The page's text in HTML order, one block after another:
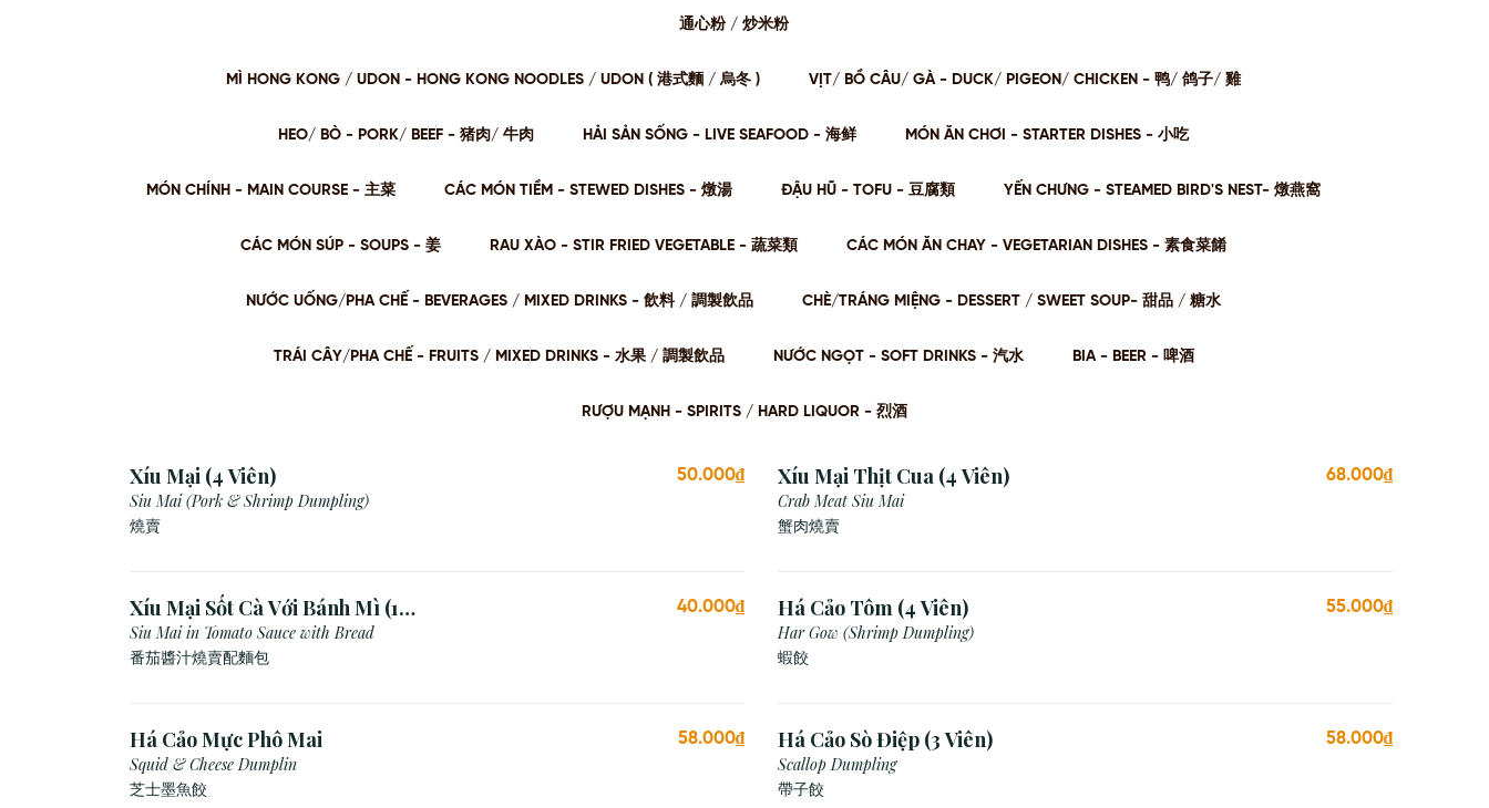
通⼼粉 / 炒⽶粉
MÌ HONG KONG / UDON - HONG KONG NOODLES / UDON ( 港式麵 / 烏冬 ) VỊT/ BỒ CÂU/ GÀ - DUCK/ PIGEON/ CHICKEN - 鸭/ 鸽子/ 雞
HEO/ BÒ - PORK/ BEEF - 猪肉/ 牛肉 HẢI SẢN SỐNG - LIVE SEAFOOD - 海鲜 MÓN ĂN CHƠI - STARTER DISHES - 小吃
MÓN CHÍNH - MAIN COURSE - 主菜 CÁC MÓN TIỀM - STEWED DISHES - 燉湯 ĐẬU HŨ - TOFU - 豆腐類 YẾN CHƯNG - STEAMED BIRD'S NEST- 燉燕窩
CÁC MÓN SÚP - SOUPS - 姜 RAU XÀO - STIR FRIED VEGETABLE - 蔬菜類 CÁC MÓN ĂN CHAY - VEGETARIAN DISHES - 素⻝菜餚
NƯỚC UỐNG/PHA CHẾ - BEVERAGES / MIXED DRINKS - 飲料 / 調製飲品 CHÈ/TRÁNG MIỆNG - DESSERT / SWEET SOUP- 甜品 / 糖⽔
TRÁI CÂY/PHA CHẾ - FRUITS / MIXED DRINKS - ⽔果 / 調製飲品 NƯỚC NGỌT - SOFT DRINKS - 汽⽔ BIA - BEER - 啤酒
RƯỢU MẠNH - SPIRITS / HARD LIQUOR - 烈酒
Xíu Mại (4 Viên)
Siu Mai (Pork & Shrimp Dumpling)
燒賣
50.000₫ Xíu Mại Thịt Cua (4 Viên)
Crab Meat Siu Mai
蟹肉燒賣
68.000₫
Xíu Mại Sốt Cà Với Bánh Mì (1
Viên)
Siu Mai in Tomato Sauce with Bread
番茄醬汁燒賣配麵包
40.000₫ Há Cảo Tôm (4 Viên)
Har Gow (Shrimp Dumpling)
蝦餃
55.000₫
Há Cảo Mực Phô Mai
Squid & Cheese Dumplin
芝⼠墨⿂餃
58.000₫ Há Cảo Sò Điệp (3 Viên)
Scallop Dumpling
帶子餃
58.000₫